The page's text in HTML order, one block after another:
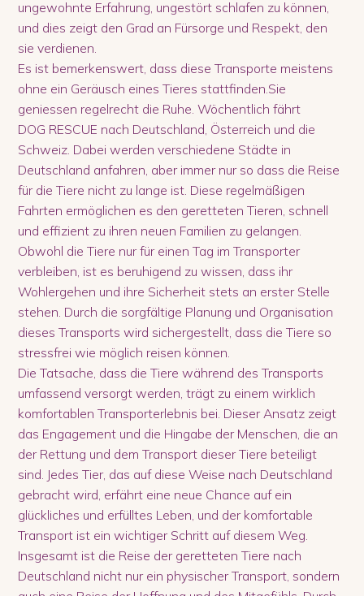
ungewohnte Erfahrung, ungestört schlafen zu können,
und dies zeigt den Grad an Fürsorge und Respekt, den
sie verdienen.
Es ist bemerkenswert, dass diese Transporte meistens
ohne ein Geräusch eines Tieres stattfinden.Sie
geniessen regelrecht die Ruhe. Wöchentlich fährt
DOG RESCUE nach Deutschland, Österreich und die
Schweiz. Dabei werden verschiedene Städte in
Deutschland anfahren, aber immer nur so dass die Reise
für die Tiere nicht zu lange ist. Diese regelmäßigen
Fahrten ermöglichen es den geretteten Tieren, schnell
und effizient zu ihren neuen Familien zu gelangen.
Obwohl die Tiere nur für einen Tag im Transporter
verbleiben, ist es beruhigend zu wissen, dass ihr
Wohlergehen und ihre Sicherheit stets an erster Stelle
stehen. Durch die sorgfältige Planung und Organisation
dieses Transports wird sichergestellt, dass die Tiere so
stressfrei wie möglich reisen können.
Die Tatsache, dass die Tiere während des Transports
umfassend versorgt werden, trägt zu einem wirklich
komfortablen Transporterlebnis bei. Dieser Ansatz zeigt
das Engagement und die Hingabe der Menschen, die an
der Rettung und dem Transport dieser Tiere beteiligt
sind. Jedes Tier, das auf diese Weise nach Deutschland
gebracht wird, erfährt eine neue Chance auf ein
glückliches und erfülltes Leben, und der komfortable
Transport ist ein wichtiger Schritt auf diesem Weg.
Insgesamt ist die Reise der geretteten Tiere nach
Deutschland nicht nur ein physischer Transport, sondern